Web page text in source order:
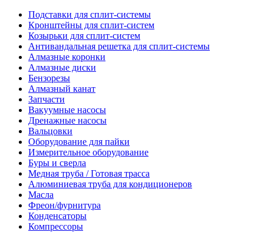
Подставки для сплит-системы
Кронштейны для сплит-систем
Козырьки для сплит-систем
Антивандальная решетка для сплит-системы
Алмазные коронки
Алмазные диски
Бензорезы
Алмазный канат
Запчасти
Вакуумные насосы
Дренажные насосы
Вальцовки
Оборудование для пайки
Измерительное оборудование
Буры и сверла
Медная труба / Готовая трасса
Алюминиевая труба для кондиционеров
Масла
Фреон/фурнитура
Конденсаторы
Компрессоры